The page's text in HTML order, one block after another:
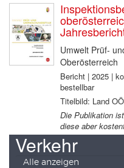
Umwelt Prüf-
Oberösterreich
Bericht | 2025 |
bestellbar
Titelbild: Land
Die Publikation
diese aber
Verkehr
Alle anzeigen